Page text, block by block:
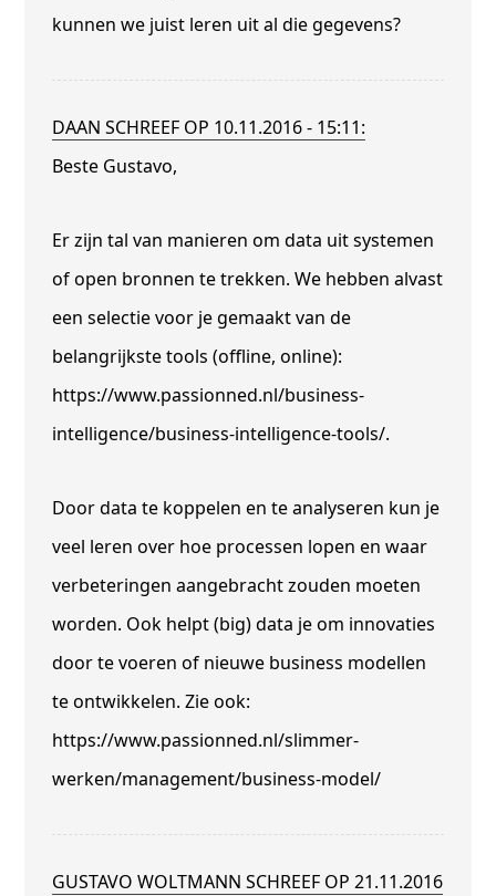
kunnen we juist leren uit al die gegevens?
DAAN SCHREEF OP 10.11.2016 - 15:11:
Beste Gustavo,
Er zijn tal van manieren om data uit systemen
of open bronnen te trekken. We hebben alvast
een selectie voor je gemaakt van de
belangrijkste tools (offline, online):
https://www.passionned.nl/business-
intelligence/business-intelligence-tools/.
Door data te koppelen en te analyseren kun je
veel leren over hoe processen lopen en waar
verbeteringen aangebracht zouden moeten
worden. Ook helpt (big) data je om innovaties
door te voeren of nieuwe business modellen
te ontwikkelen. Zie ook:
https://www.passionned.nl/slimmer-
werken/management/business-model/
GUSTAVO WOLTMANN SCHREEF OP 21.11.2016